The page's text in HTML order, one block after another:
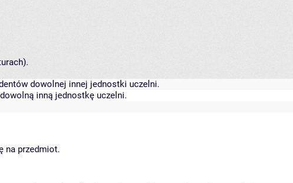
dowolnej innej jednostki uczelni.
inną jednostkę uczelni.
na przedmiot.